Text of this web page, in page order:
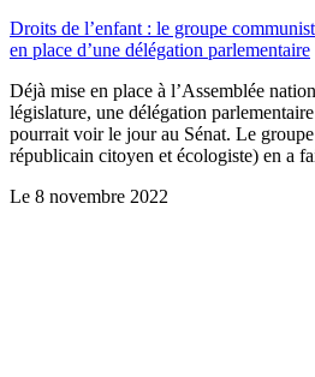
Droits de l’enfant : le groupe
en place d’une délégation parlementaire
Déjà mise en place à l’Assemblée
législature, une délégation
pourrait voir le jour au Sénat. Le
républicain citoyen et écologiste) en a
Le 8 novembre 2022